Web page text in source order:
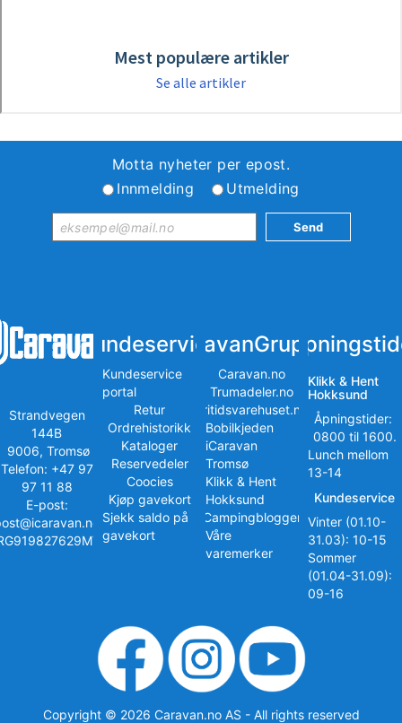
Motta nyheter per epost.
Innmelding
Utmelding
Strandvegen
144B
9006, Tromsø
Telefon: +47 97
97 11 88
E-post:
Kundeservice
Kundeservice
portal
Retur
Ordrehistorikk
Kataloger
Reservedeler
Coocies
Kjøp gavekort
Sjekk saldo på
gavekort
iCaravanGruppen
Caravan.no
Trumadeler.no
Fritidsvarehuset.no
Bobilkjeden
iCaravan
Tromsø
Klikk & Hent
Hokksund
iCampingbloggen
Våre
varemerker
Klikk & Hent
Hokksund
Åpningstider:
0800 til 1600.
Lunch mellom
13-14
Kundeservice
Vinter (01.10-
31.03): 10-15
Sommer
(01.04-31.09):
09-16
Copyright © 2026 Caravan.no AS - All rights reserved